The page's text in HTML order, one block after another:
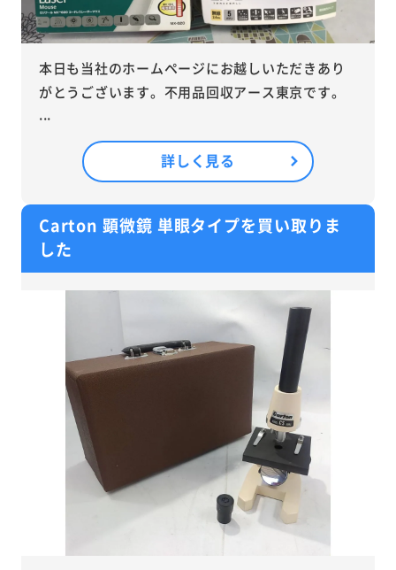
本日も当社のホームページにお越しいただきあり
がとうございます。不用品回収アース東京です。
...
詳しく見る
Carton 顕微鏡 単眼タイプを買い取りま
した